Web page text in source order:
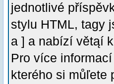
jednotlivé
stylu HTML, tagy
a ] a nabízí větąí
Pro více
kterého si můľete